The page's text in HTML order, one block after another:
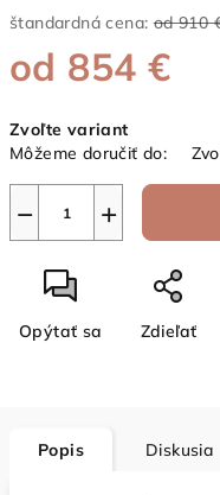
štandardná cena: od 910
od 854 €
cena:
Zvoľte variant
Môžeme doručiť do:
+
−
Opýtať sa Zdieľať
Popis Diskusia